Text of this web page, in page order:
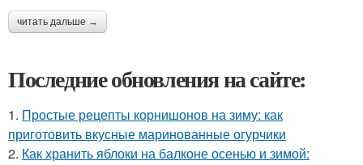
читать дальше →
Последние обновления на сайте:
1. Простые рецепты корнишонов на зиму: как
приготовить вкусные маринованные огурчики
2. Как хранить яблоки на балконе осенью и зимой: